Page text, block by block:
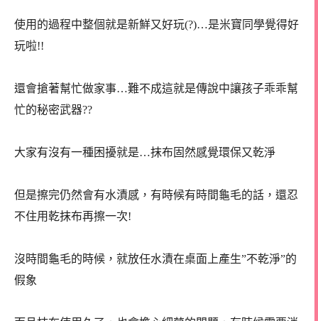
使用的過程中整個就是新鮮又好玩(?)…是米寶同學覺得好
玩啦!!
還會搶著幫忙做家事…難不成這就是傳說中讓孩子乖乖幫
忙的秘密武器??
大家有沒有一種困擾就是…抹布固然感覺環保又乾淨
但是擦完仍然會有水漬感，有時候有時間龜毛的話，還忍
不住用乾抹布再擦一次!
沒時間龜毛的時候，就放任水漬在桌面上產生”不乾淨”的
假象